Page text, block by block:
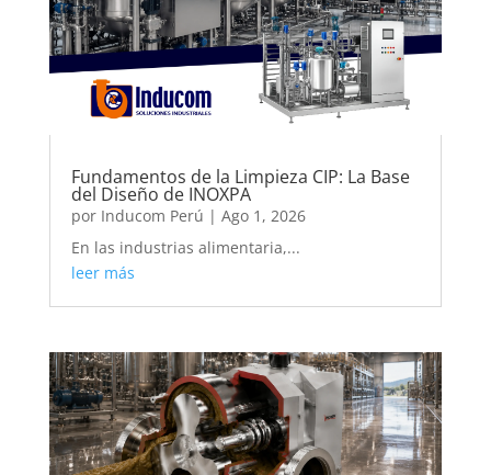
Fundamentos de la Limpieza CIP: La Base
del Diseño de INOXPA
por Inducom Perú | Ago 1, 2026
En las industrias alimentaria,...
leer más